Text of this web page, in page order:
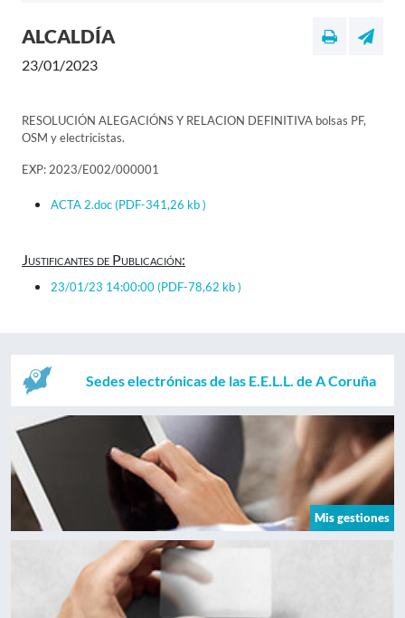
ALCALDÍA
23/01/2023
RESOLUCIÓN ALEGACIÓNS Y RELACION DEFINITIVA bolsas PF,
OSM y electricistas.
EXP: 2023/E002/000001
ACTA 2.doc(PDF-341,26 kb )
Justificantes de Publicación:
23/01/23 14:00:00(PDF-78,62 kb )
Sedes electrónicas de las E.E.L.L. de A Coruña
Mis gestiones